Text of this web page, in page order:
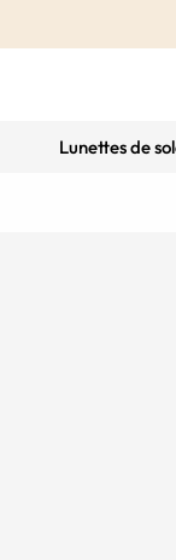
Lunettes de